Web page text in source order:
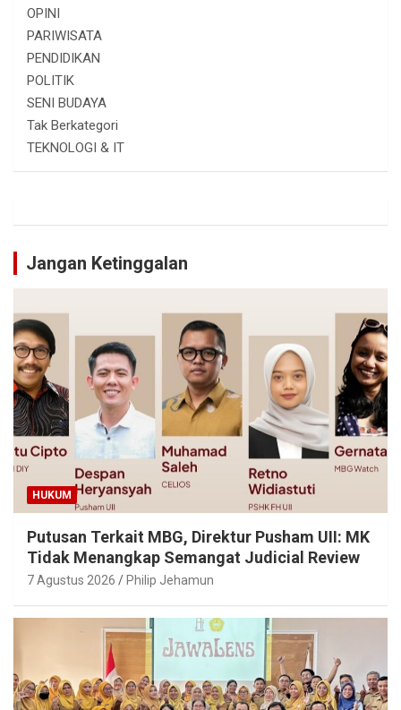
OPINI
PARIWISATA
PENDIDIKAN
POLITIK
SENI BUDAYA
Tak Berkategori
TEKNOLOGI & IT
Jangan Ketinggalan
HUKUM
Putusan Terkait MBG, Direktur Pusham UII: MK
Tidak Menangkap Semangat Judicial Review
7 Agustus 2026 Philip Jehamun